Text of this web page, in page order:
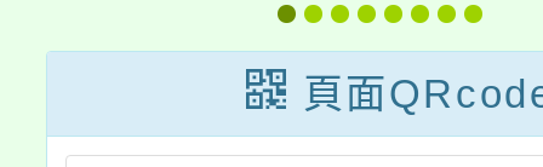
暢，
故風
校協
頁面